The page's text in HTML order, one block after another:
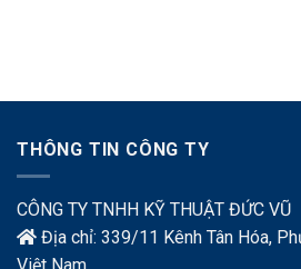
THÔNG TIN CÔNG TY
CÔNG TY TNHH KỸ THUẬT ĐỨC VŨ
Địa chỉ: 339/11 Kênh Tân Hóa,